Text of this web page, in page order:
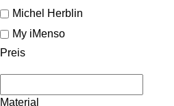
Michel Herblin
My iMenso
Preis
Material